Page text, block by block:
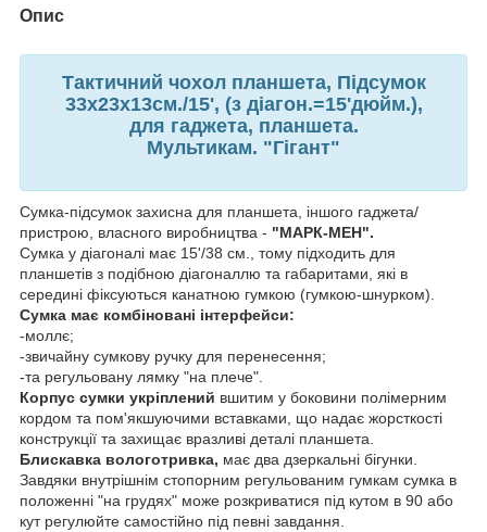
Опис
Тактичний чохол планшета, Підсумок
33х23х13см./15', (з діагон.=15'дюйм.),
для гаджета, планшета.
Мультикам. "Гігант"
Сумка-підсумок захисна для планшета, іншого гаджета/
пристрою, власного виробництва - "МАРК-МЕН".
Сумка у діагоналі має 15'/38 см., тому підходить для
планшетів з подібною діагоналлю та габаритами, які в
середині фіксуються канатною гумкою (гумкою-шнурком).
Сумка має комбіновані інтерфейси:
-моллє;
-звичайну сумкову ручку для перенесення;
-та регульовану лямку "на плече".
Корпус сумки укріплений вшитим у боковини полімерним
кордом та пом'якшуючими вставками, що надає жорсткості
конструкції та захищає вразливі деталі планшета.
Блискавка вологотривка, має два дзеркальні бігунки.
Завдяки внутрішнім стопорним регульованим гумкам сумка в
положенні "на грудях" може розкриватися під кутом в 90 або
кут регулюйте самостійно під певні завдання.